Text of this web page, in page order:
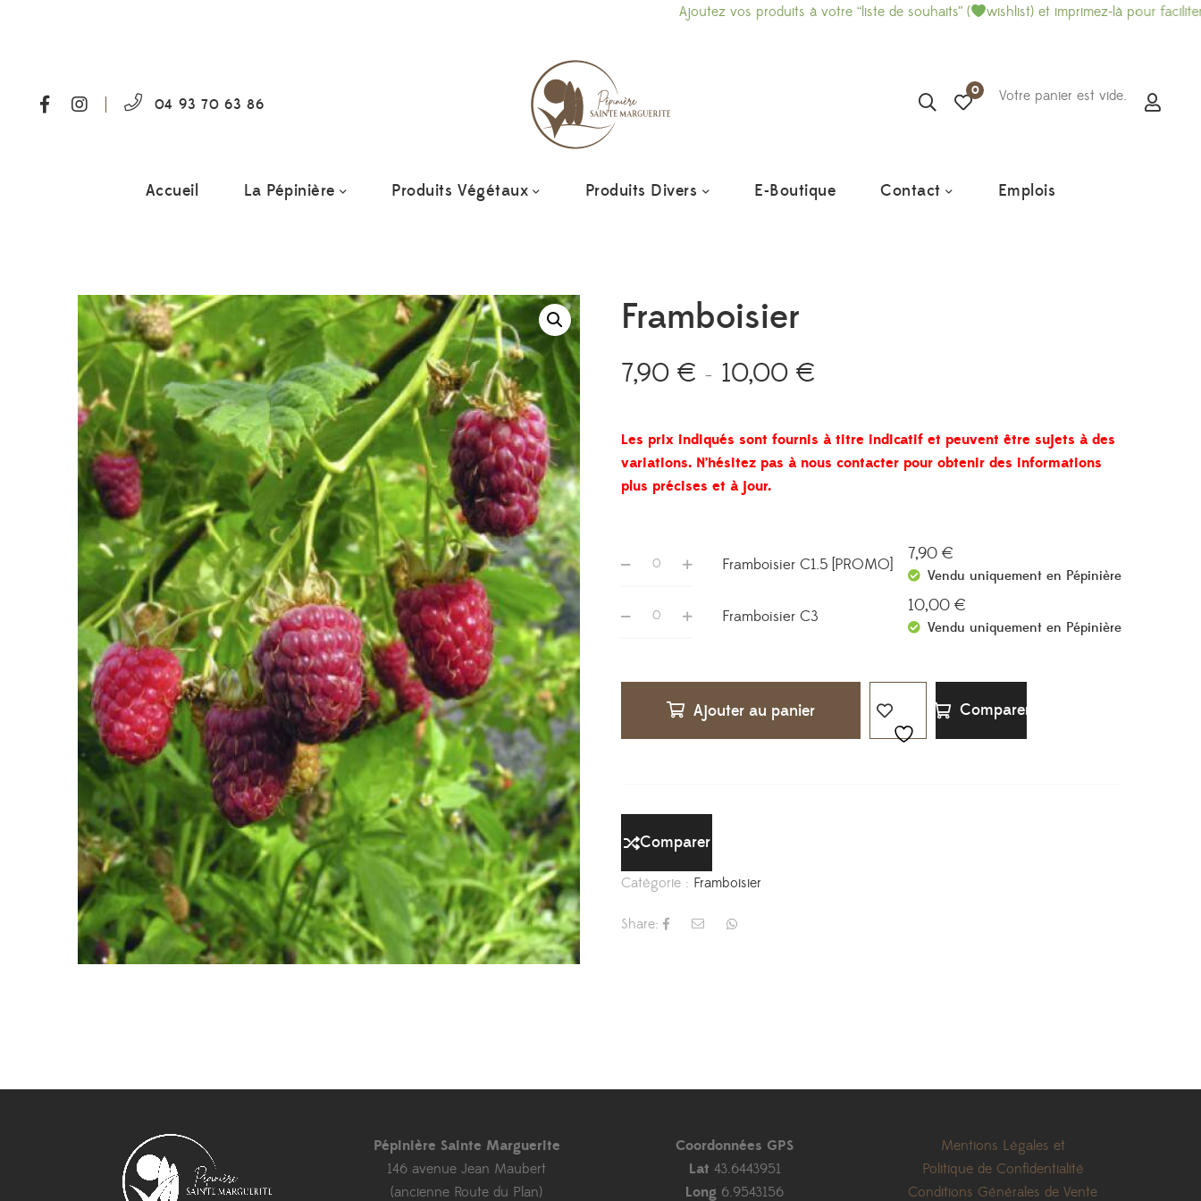
Ajoutez vos produits à votre “liste de souhaits” ( wishlist) et imprimez-là pour faciliter vos
04 93 70 63 86
0 Votre panier est vide.
Accueil La Pépinière Produits Végétaux Produits Divers E-Boutique Contact Emplois
Framboisier
7,90€ – 10,00€
7,90 €
à
Les prix indiqués sont fournis à titre indicatif et peuvent être sujets à des
variations. N’hésitez pas à nous contacter pour obtenir des informations
plus précises et à jour.
Framboisier C1.5 [PROMO]
7,90€
Vendu uniquement en Pépinière
Framboisier C3
10,00€
Vendu uniquement en Pépinière
Ajouter au panier Comparer
Comparer
Catégorie : Framboisier
Share:
Pépinière Sainte Marguerite
146 avenue Jean Maubert
(ancienne Route du Plan)
Coordonnées GPS
Lat 43.6443951
Long 6.9543156
Mentions Légales et
Politique de Confidentialité
Conditions Générales de Vente